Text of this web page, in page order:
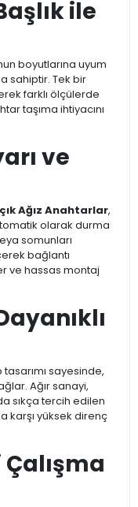
ile
boyutlarına uyum
sahiptir. Tek bir
farklı ölçülerde
taşıma ihtiyacını
ve
Ağız Anahtarlar,
olarak durma
somunları
bağlantı
ve hassas montaj
sayesinde,
Ağır sanayi,
sıkça tercih edilen
karşı yüksek direnç
Çalışma